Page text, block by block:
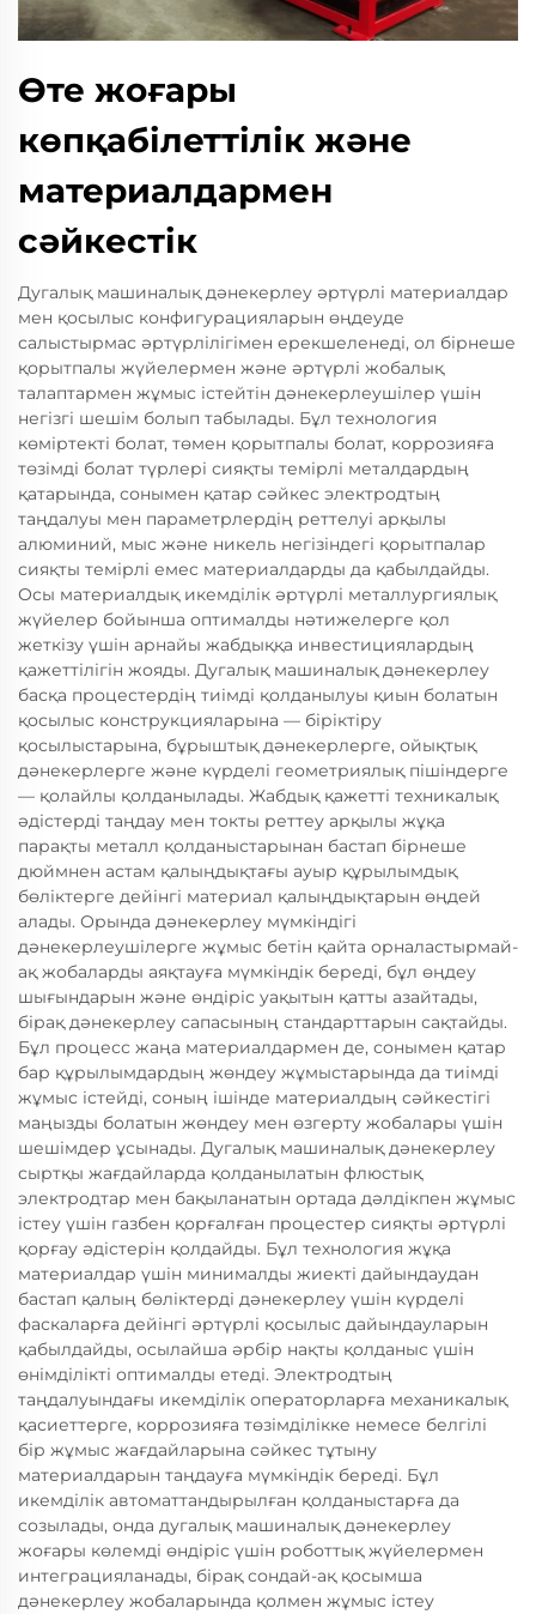
Өте жоғары
көпқабілеттілік және
материалдармен
сәйкестік
Дугалық машиналық дәнекерлеу әртүрлі материалдар
мен қосылыс конфигурацияларын өңдеуде
салыстырмас әртүрлілігімен ерекшеленеді, ол бірнеше
қорытпалы жүйелермен және әртүрлі жобалық
талаптармен жұмыс істейтін дәнекерлеушілер үшін
негізгі шешім болып табылады. Бұл технология
көміртекті болат, төмен қорытпалы болат, коррозияға
төзімді болат түрлері сияқты темірлі металдардың
қатарында, сонымен қатар сәйкес электродтың
таңдалуы мен параметрлердің реттелуі арқылы
алюминий, мыс және никель негізіндегі қорытпалар
сияқты темірлі емес материалдарды да қабылдайды.
Осы материалдық икемділік әртүрлі металлургиялық
жүйелер бойынша оптималды нәтижелерге қол
жеткізу үшін арнайы жабдыққа инвестициялардың
қажеттілігін жояды. Дугалық машиналық дәнекерлеу
басқа процестердің тиімді қолданылуы қиын болатын
қосылыс конструкцияларына — біріктіру
қосылыстарына, бұрыштық дәнекерлерге, ойықтық
дәнекерлерге және күрделі геометриялық пішіндерге
— қолайлы қолданылады. Жабдық қажетті техникалық
әдістерді таңдау мен токты реттеу арқылы жұқа
парақты металл қолданыстарынан бастап бірнеше
дюймнен астам қалыңдықтағы ауыр құрылымдық
бөліктерге дейінгі материал қалыңдықтарын өңдей
алады. Орында дәнекерлеу мүмкіндігі
дәнекерлеушілерге жұмыс бетін қайта орналастырмай-
ақ жобаларды аяқтауға мүмкіндік береді, бұл өңдеу
шығындарын және өндіріс уақытын қатты азайтады,
бірақ дәнекерлеу сапасының стандарттарын сақтайды.
Бұл процесс жаңа материалдармен де, сонымен қатар
бар құрылымдардың жөндеу жұмыстарында да тиімді
жұмыс істейді, соның ішінде материалдың сәйкестігі
маңызды болатын жөндеу мен өзгерту жобалары үшін
шешімдер ұсынады. Дугалық машиналық дәнекерлеу
сыртқы жағдайларда қолданылатын флюстық
электродтар мен бақыланатын ортада дәлдікпен жұмыс
істеу үшін газбен қорғалған процестер сияқты әртүрлі
қорғау әдістерін қолдайды. Бұл технология жұқа
материалдар үшін минималды жиекті дайындаудан
бастап қалың бөліктерді дәнекерлеу үшін күрделі
фаскаларға дейінгі әртүрлі қосылыс дайындауларын
қабылдайды, осылайша әрбір нақты қолданыс үшін
өнімділікті оптималды етеді. Электродтың
таңдалуындағы икемділік операторларға механикалық
қасиеттерге, коррозияға төзімділікке немесе белгілі
бір жұмыс жағдайларына сәйкес тұтыну
материалдарын таңдауға мүмкіндік береді. Бұл
икемділік автоматтандырылған қолданыстарға да
созылады, онда дугалық машиналық дәнекерлеу
жоғары көлемді өндіріс үшін роботтық жүйелермен
интеграцияланады, бірақ сондай-ақ қосымша
дәнекерлеу жобаларында қолмен жұмыс істеу